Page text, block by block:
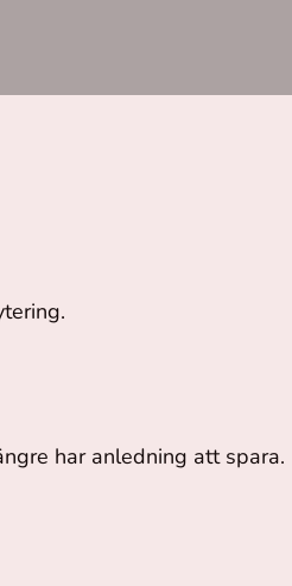
har anledning att spara.